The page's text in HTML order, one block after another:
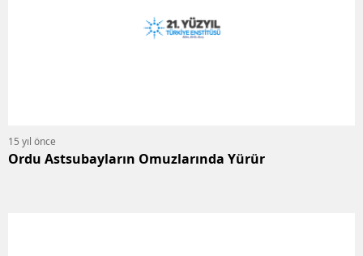
15 yıl önce
Ordu Astsubayların Omuzlarında Yürür